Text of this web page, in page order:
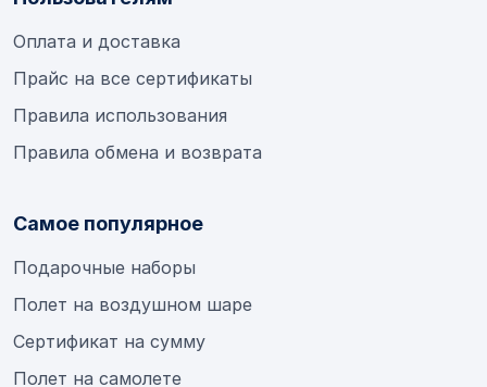
Оплата и доставка
Прайс на все сертификаты
Правила использования
Правила обмена и возврата
Самое популярное
Подарочные наборы
Полет на воздушном шаре
Сертификат на сумму
Полет на самолете